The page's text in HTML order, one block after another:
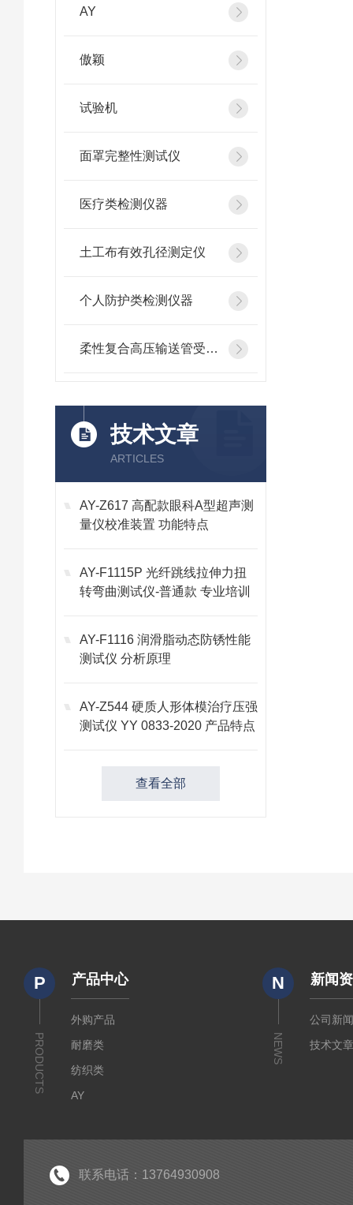
AY
傲颖
试验机
面罩完整性测试仪
医疗类检测仪器
土工布有效孔径测定仪
个人防护类检测仪器
柔性复合高压输送管受压开裂稳定性测试仪
技术文章
ARTICLES
AY-Z617 高配款眼科A型超声测
量仪校准装置 功能特点
AY-F1115P 光纤跳线拉伸力扭
转弯曲测试仪-普通款 专业培训
AY-F1116 润滑脂动态防锈性能
测试仪 分析原理
AY-Z544 硬质人形体模治疗压强
测试仪 YY 0833-2020 产品特点
查看全部
P
PRODUCTS
产品中心
外购产品
耐磨类
纺织类
AY
面罩完整性测试仪
N
NEWS
新闻
公司新
技术文
联系电话：13764930908